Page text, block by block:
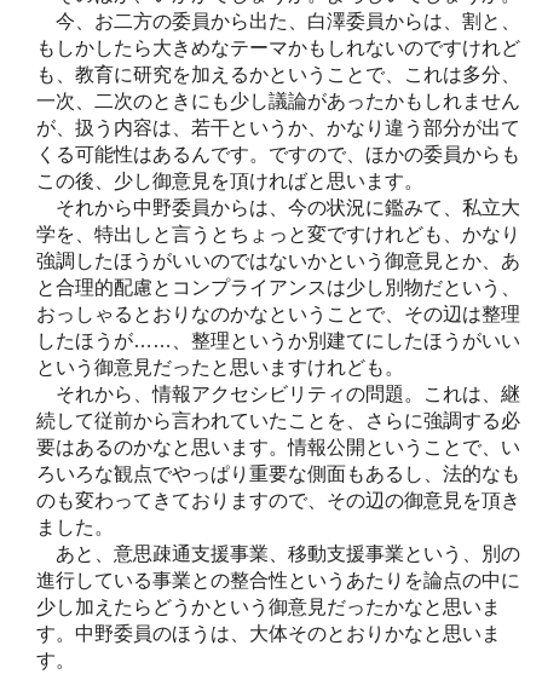
今、お二方の委員から出た、白澤委員からは、割と、
もしかしたら大きめなテーマかもしれないのですけれど
も、教育に研究を加えるかということで、これは多分、
一次、二次のときにも少し議論があったかもしれません
が、扱う内容は、若干というか、かなり違う部分が出て
くる可能性はあるんです。ですので、ほかの委員からも
この後、少し御意見を頂ければと思います。
それから中野委員からは、今の状況に鑑みて、私立大
学を、特出しと言うとちょっと変ですけれども、かなり
強調したほうがいいのではないかという御意見とか、あ
と合理的配慮とコンプライアンスは少し別物だという、
おっしゃるとおりなのかなということで、その辺は整理
したほうが……、整理というか別建てにしたほうがいい
という御意見だったと思いますけれども。
それから、情報アクセシビリティの問題。これは、継
続して従前から言われていたことを、さらに強調する必
要はあるのかなと思います。情報公開ということで、い
ろいろな観点でやっぱり重要な側面もあるし、法的なも
のも変わってきておりますので、その辺の御意見を頂き
ました。
あと、意思疎通支援事業、移動支援事業という、別の
進行している事業との整合性というあたりを論点の中に
少し加えたらどうかという御意見だったかなと思いま
す。中野委員のほうは、大体そのとおりかなと思いま
す。